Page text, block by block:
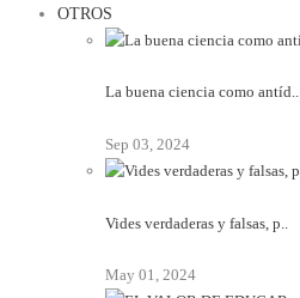
OTROS
La buena ciencia como antíd..
Sep 03, 2024
Vides verdaderas y falsas, p..
May 01, 2024